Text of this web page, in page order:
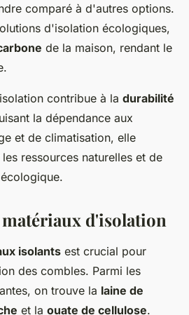
comparé à d'autres options.
d'isolation écologiques,
de la maison, rendant le
contribue à la durabilité
la dépendance aux
et de climatisation, elle
ressources naturelles et de
d'isolation
isolants est crucial pour
des combles. Parmi les
on trouve la laine de
et la ouate de cellulose.